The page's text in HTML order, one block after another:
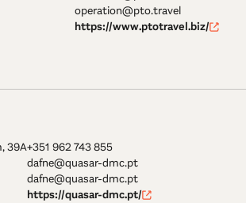
operation@pto.travel
https://www.ptotravel.biz/
39A+351 962 743 855
dafne@quasar-dmc.pt
dafne@quasar-dmc.pt
https://quasar-dmc.pt/